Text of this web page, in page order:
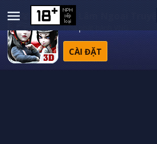
Võ Lâm Ngoại Truyện
Nhà phát hành VNG
CÀI ĐẶT